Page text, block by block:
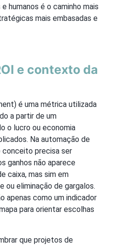
humanos é o caminho mais
mais embasadas e
e contexto da
é uma métrica utilizada
a partir de um
o lucro ou economia
Na automação de
conceito precisa ser
ganhos não aparece
caixa, mas sim em
ou eliminação de gargalos.
apenas como um indicador
para orientar escolhas
que projetos de